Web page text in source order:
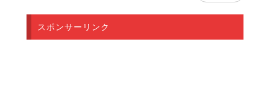
スポンサーリンク